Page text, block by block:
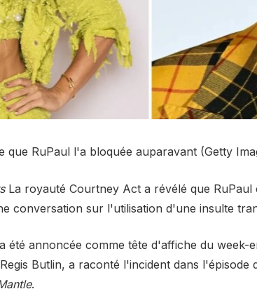
que RuPaul l'a bloquée auparavant (Getty
La royauté Courtney Act a révélé que RuPaul
conversation sur l'utilisation d'une insulte
été annoncée comme tête d'affiche du week-
Butlin, a raconté l'incident dans l'épisode
.